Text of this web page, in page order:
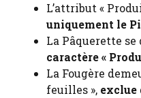
L’attribut «
uniquement le
La Pâquerette
caractère «
La Fougère
feuilles », exclue